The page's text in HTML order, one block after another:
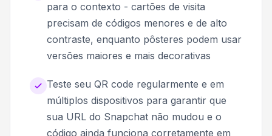
para o contexto - cartões de visita
precisam de códigos menores e de alto
contraste, enquanto pôsteres podem usar
versões maiores e mais decorativas
Teste seu QR code regularmente e em
múltiplos dispositivos para garantir que
sua URL do Snapchat não mudou e o
código ainda funciona corretamente em